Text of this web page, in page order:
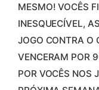
MESMO! VOCÊS
INESQUECÍVEL,
JOGO CONTRA O
VENCERAM POR
POR VOCÊS NOS